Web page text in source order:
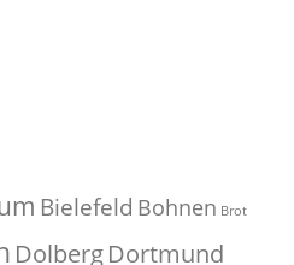
Bielefeld Bohnen Brot
DolbergDortmund